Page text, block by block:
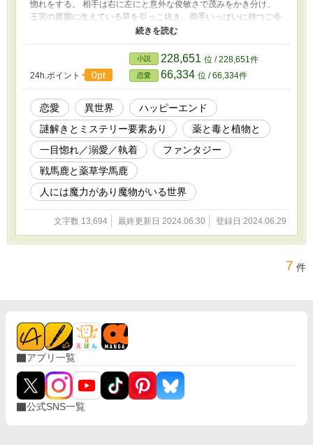
惚れをする。 相手は右に左にと意外な俊敏さで茂みをかき分け、
王宮の庭園に生えている草を引っこ抜き、両手いっぱいに持つご令
嬢だった。 戦馬鹿な公爵と、薬草学を学ぶ風変りな令嬢は、持ち
前の知識を生かして様々な事件を解決していくのだが──
24h.ポイント 0pt
小説 228,651 位 / 228,651件
恋愛 66,334 位 / 66,334件
恋愛 異世界
ハッピーエンド
謎解きとミステリー要素あり
薬と毒と植物と
一目惚れ／溺愛／執着
ファンタジー
戦馬鹿と薬草学馬鹿
人には魔力があり魔物がいる世界
文字数 13,694 最終更新日 2024.06.30 登録日 2024.06.29
7 件
アプリ一覧
公式SNS一覧